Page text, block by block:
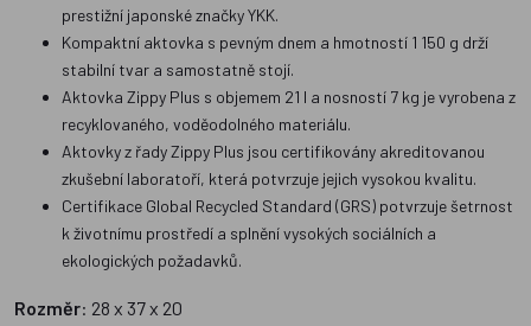
prestižní japonské značky YKK.
Kompaktní aktovka s pevným dnem a hmotností 1 150 g drží
stabilní tvar a samostatně stojí.
Aktovka Zippy Plus s objemem 21 l a nosností 7 kg je vyrobena z
recyklovaného, voděodolného materiálu.
Aktovky z řady Zippy Plus jsou certifikovány akreditovanou
zkušební laboratoří, která potvrzuje jejich vysokou kvalitu.
Certifikace Global Recycled Standard (GRS) potvrzuje šetrnost
k životnímu prostředí a splnění vysokých sociálních a
ekologických požadavků.
Rozměr: 28 x 37 x 20